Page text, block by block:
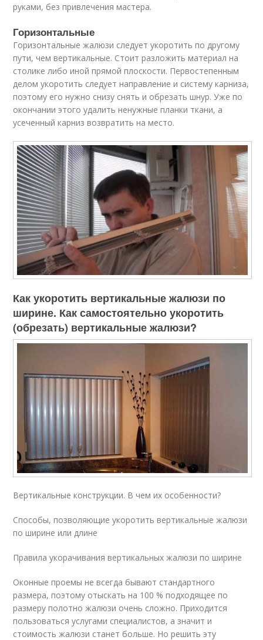
руками, без привлечения мастера.
Горизонтальные
Горизонтальные жалюзи следует укоротить по другому
пути, чем вертикальные. Стоит разложить материал на
столике либо иной прямой плоскости. Первостепенным
делом укоротить следует направление и систему карниза,
поэтому его нужно снизу снять и обрезать шнур. Уже по
окончании этого удалить ненужные планки ткани, а
усеченный карниз возвратить на место.
Как укоротить вертикальные жалюзи по
ширине. Как самостоятельно укоротить
(обрезать) вертикальные жалюзи?
Вертикальные конструкции. В чем их особенности?
Способы, позволяющие укоротить вертикальные жалюзи
по ширине или длине
Правила укорачивания вертикальных жалюзи по ширине
Оконные проемы не всегда бывают стандартного
размера, поэтому отыскать на 100 % подходящее по
размеру полотно жалюзи очень сложно. Приходится
пользоваться услугами специалистов, а значит и
стоимость жалюзи станет больше. Но решить эту